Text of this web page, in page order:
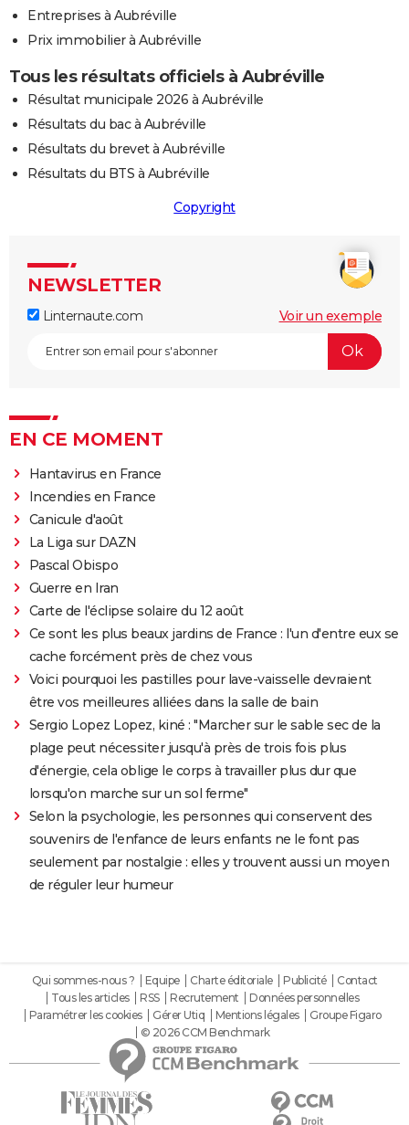
Entreprises à Aubréville
Prix immobilier à Aubréville
Tous les résultats officiels à Aubréville
Résultat municipale 2026 à Aubréville
Résultats du bac à Aubréville
Résultats du brevet à Aubréville
Résultats du BTS à Aubréville
Copyright
NEWSLETTER
Linternaute.com Voir un exemple
EN CE MOMENT
Hantavirus en France
Incendies en France
Canicule d'août
La Liga sur DAZN
Pascal Obispo
Guerre en Iran
Carte de l'éclipse solaire du 12 août
Ce sont les plus beaux jardins de France : l'un d'entre eux se
cache forcément près de chez vous
Voici pourquoi les pastilles pour lave-vaisselle devraient
être vos meilleures alliées dans la salle de bain
Sergio Lopez Lopez, kiné : "Marcher sur le sable sec de la
plage peut nécessiter jusqu'à près de trois fois plus
d'énergie, cela oblige le corps à travailler plus dur que
lorsqu'on marche sur un sol ferme"
Selon la psychologie, les personnes qui conservent des
souvenirs de l'enfance de leurs enfants ne le font pas
seulement par nostalgie : elles y trouvent aussi un moyen
de réguler leur humeur
Qui sommes-nous ? Equipe Charte éditoriale Publicité
Contact
Tous les articles
RSS Recrutement
Données personnelles
Paramétrer les cookies
Gérer Utiq Mentions légales
Groupe Figaro
© 2026 CCM Benchmark